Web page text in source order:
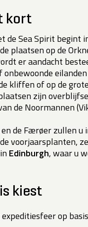
kort
de Sea Spirit begint
plaatsen op de
er aandacht
onbewoonde
kliffen of op de
zijn
de Noormannen
de Færøer zullen
voorjaarsplanten,
Edinburgh, waar u
kiest
op